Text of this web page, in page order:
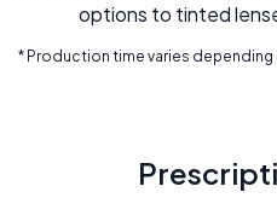
options to tinted
* Production time varies depending